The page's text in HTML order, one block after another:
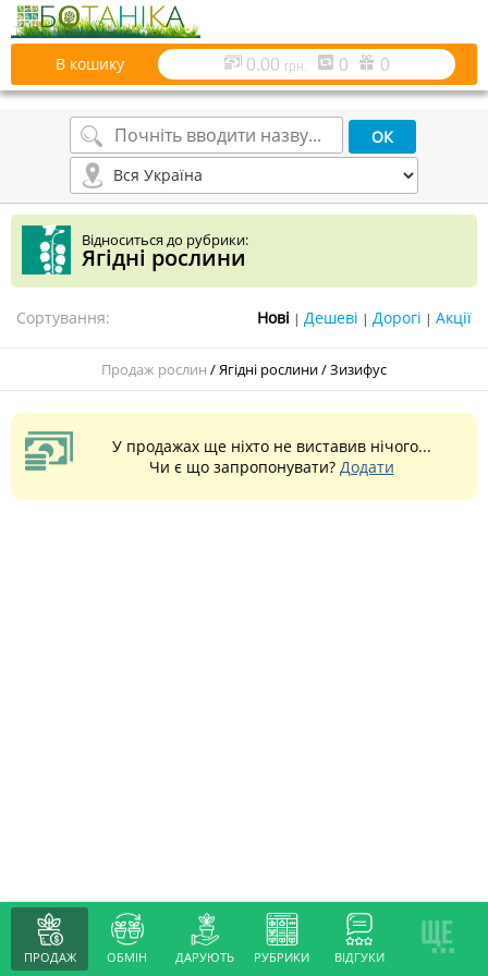
В кошику 0.00 грн. 0 0
ПРОДАЖ ОБМІН ДАРУЮТЬ РУБРИКИ ВІДГУКИ
Відноситься до рубрики:
Ягідні рослини
Сортування: | | |
Продаж рослин /Ягідні рослини/Зизифус
У продажах ще ніхто не виставив нічого...
Чи є що запропонувати? Додати